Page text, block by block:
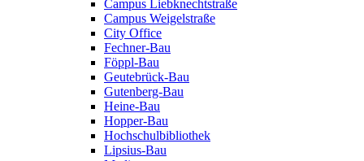
Campus Liebknechtstraße
Campus Weigelstraße
City Office
Fechner-Bau
Föppl-Bau
Geutebrück-Bau
Gutenberg-Bau
Heine-Bau
Hopper-Bau
Hochschulbibliothek
Lipsius-Bau